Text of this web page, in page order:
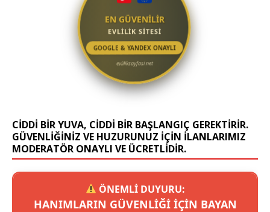
EN GÜVENİLİR
EVLİLİK SİTESİ
GOOGLE & YANDEX ONAYLI
evliliksayfasi.net
CIDDI BIR YUVA, CIDDI BIR BAŞLANGIÇ GEREKTIRIR.
GÜVENLIĞINIZ VE HUZURUNUZ IÇIN ILANLARIMIZ
MODERATÖR ONAYLI VE ÜCRETLIDIR.
ÖNEMLİ DUYURU:
HANIMLARIN GÜVENLIĞI IÇIN BAYAN